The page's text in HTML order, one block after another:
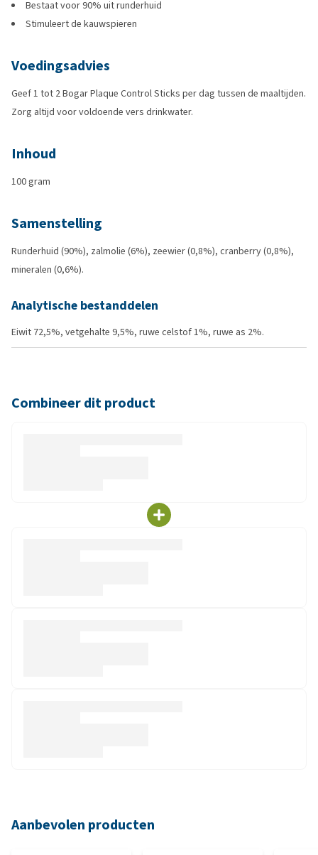
Bestaat voor 90% uit runderhuid
Stimuleert de kauwspieren
Voedingsadvies
Geef 1 tot 2 Bogar Plaque Control Sticks per dag tussen de maaltijden.
Zorg altijd voor voldoende vers drinkwater.
Inhoud
100 gram
Samenstelling
Runderhuid (90%), zalmolie (6%), zeewier (0,8%), cranberry (0,8%),
mineralen (0,6%).
Analytische bestanddelen
Eiwit 72,5%, vetgehalte 9,5%, ruwe celstof 1%, ruwe as 2%.
Combineer dit product
Aanbevolen producten